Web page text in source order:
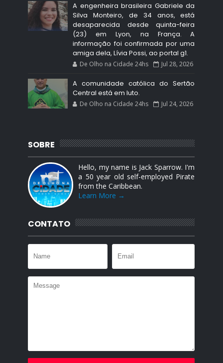
A engenheira brasileira Gabriele da
Silva Monteiro, de 34 anos, está
desaparecida desde quinta-feira
(23) em Lyon, na França. A
informação foi confirmada por uma
amiga dela, Lívia Possi, ao portal g1.
De Olho na Cidade 24hs Jul 28, 2026
A comunidade católica do Sertão
Central está em luto.
De Olho na Cidade 24hs Jul 24, 2026
SOBRE
Hello, my name is Jack Sparrow. I'm
a 50 year old self-employed Pirate
from the Caribbean.
Learn More →
CONTATO